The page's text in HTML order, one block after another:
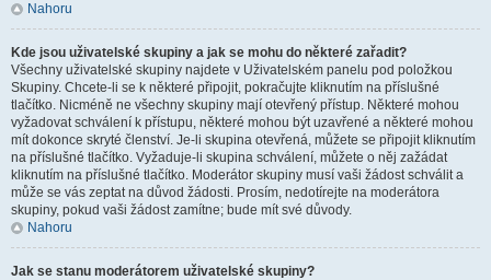
Nahoru
Kde jsou uživatelské skupiny a jak se mohu do některé zařadit?
Všechny uživatelské skupiny najdete v Uživatelském panelu pod položkou
Skupiny. Chcete-li se k některé připojit, pokračujte kliknutím na příslušné
tlačítko. Nicméně ne všechny skupiny mají otevřený přístup. Některé mohou
vyžadovat schválení k přístupu, některé mohou být uzavřené a některé mohou
mít dokonce skryté členství. Je-li skupina otevřená, můžete se připojit kliknutím
na příslušné tlačítko. Vyžaduje-li skupina schválení, můžete o něj zažádat
kliknutím na příslušné tlačítko. Moderátor skupiny musí vaši žádost schválit a
může se vás zeptat na důvod žádosti. Prosím, nedotírejte na moderátora
skupiny, pokud vaši žádost zamítne; bude mít své důvody.
Nahoru
Jak se stanu moderátorem uživatelské skupiny?